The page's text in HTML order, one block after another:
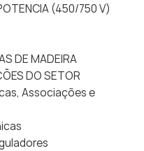
(450/750 V)
DE MADEIRA
DO SETOR
Associações e